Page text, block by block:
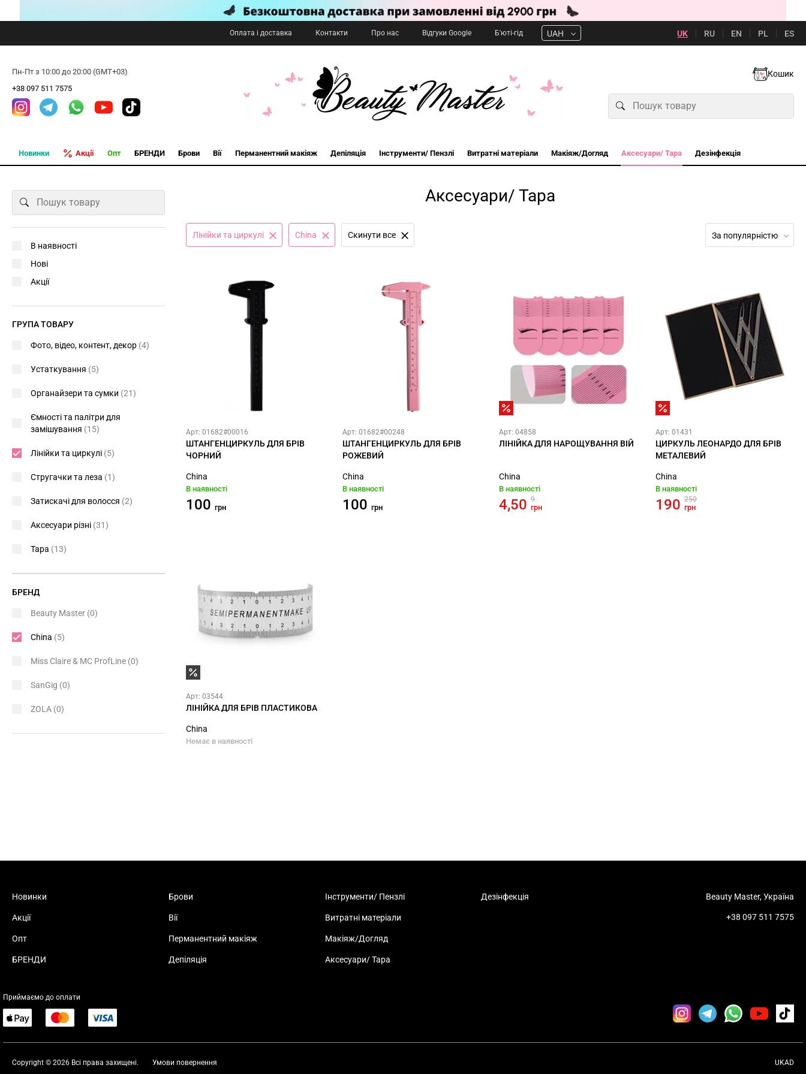
Оплата і доставка Контакти Про нас Відгуки Google Б'юті-гід UAH UK RU EN PL ES
Пн-Пт з 10:00 до 20:00 (GMT+03)
+38 097 511 7575
Кошик
Новинки Акції Опт БРЕНДИ Брови Вії Перманентний макіяж Депіляція Інструменти/ Пензлі Витратні матеріали Макіяж/Догляд Аксесуари/ Тара Дезінфекція
Аксесуари/ Тара
За популярністю
Лінійки та циркулі China Cкинути все
Арт: 01682#00016
ШТАНГЕНЦИРКУЛЬ ДЛЯ БРІВ
ЧОРНИЙ
China
В наявності
100 грн
Арт: 01682#00248
ШТАНГЕНЦИРКУЛЬ ДЛЯ БРІВ
РОЖЕВИЙ
China
В наявності
100 грн
Арт: 04858
ЛІНІЙКА ДЛЯ НАРОЩУВАННЯ ВІЙ
China
В наявності
4,50 9
грн
Арт: 01431
ЦИРКУЛЬ ЛЕОНАРДО ДЛЯ БРІВ
МЕТАЛЕВИЙ
China
В наявності
190 250
грн
Арт: 03544
ЛІНІЙКА ДЛЯ БРІВ ПЛАСТИКОВА
China
Немає в наявності
В наявності
Нові
Акції
ГРУПА ТОВАРУ
Фото, відео, контент, декор (4)
Устаткування (5)
Органайзери та сумки (21)
Ємності та палітри для
замішування (15)
Лінійки та циркулі (5)
Стругачки та леза (1)
Затискачі для волосся (2)
Аксесуари різні (31)
Тара (13)
БРЕНД
Beauty Master (0)
China (5)
Miss Claire & MC ProfLine (0)
SanGig (0)
ZOLA (0)
Новинки
Акції
Опт
БРЕНДИ
Брови
Вії
Перманентний макіяж
Депіляція
Інструменти/ Пензлі
Витратні матеріали
Макіяж/Догляд
Аксесуари/ Тара
Дезінфекція Beauty Master, Україна
+38 097 511 7575
Приймаємо до оплати
Copyright © 2026 Всі права захищені. UKAD
Умови повернення